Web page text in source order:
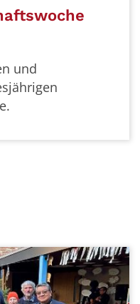
2026
28. Mai! Weitere
diesjährigen